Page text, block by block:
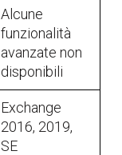
Alcune
funzionalità
avanzate non
disponibili
Exchange
2016, 2019,
SE